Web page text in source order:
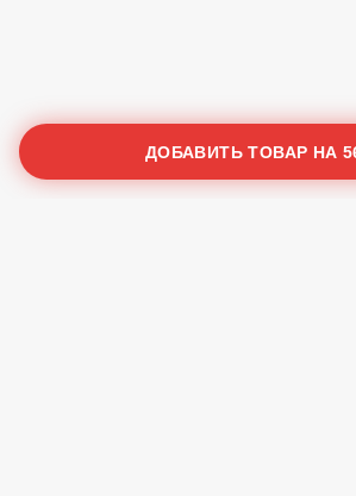
ДОБАВИТЬ ТОВАР НА